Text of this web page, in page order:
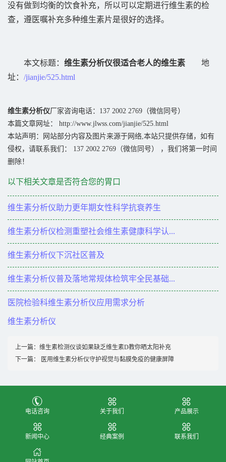
没有做到均衡的饮食补充，所以可以定期进行维生素的检
查，遵医嘱补充多种维生素片是很好的选择。
本文标题： 维生素分析仪很适合老人的维生素 地
址： /jianjie/525.html
维生素分析仪厂家咨询电话：137 2002 2769（微信同号）
本篇文章网址： http://www.jlwss.com/jianjie/525.html
本站声明：网站部分内容及图片来源于网络,本站只提供存储，如有
侵权，请联系我们： 137 2002 2769（微信同号） ，我们将第一时间
删除！
以下相关文章是否符合您的胃口
维生素分析仪助力更年期女性科学抗衰养生
维生素分析仪检测重塑社会维生素健康科学认...
维生素分析仪下沉社区普及
维生素分析仪普及落地常规体检筑牢全民基础...
医院检验科维生素分析仪应用需求分析
维生素分析仪
上一篇： 维生素检测仪谈如果缺乏维生素D教你晒太阳补充
下一篇：
医用维生素分析仪守护视觉与黏膜免疫的健康屏障
公司：维生素检测仪_维生素分析仪器设备_维生素分析仪品牌厂家 地址：
京ICP备16003567号
环保设备公司,10年品牌打造行业正规！
电话咨询 关于我们 产品展示
新闻中心 经典案例 联系我们